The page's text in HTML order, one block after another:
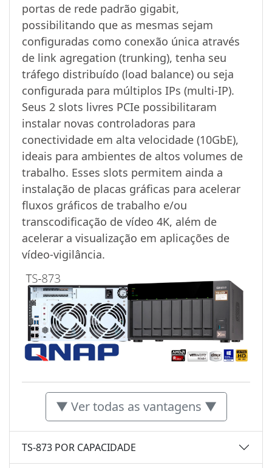
portas de rede padrão gigabit,
possibilitando que as mesmas sejam
configuradas como conexão única através
de link agregation (trunking), tenha seu
tráfego distribuído (load balance) ou seja
configurada para múltiplos IPs (multi-IP).
Seus 2 slots livres PCIe possibilitaram
instalar novas controladoras para
conectividade em alta velocidade (10GbE),
ideais para ambientes de altos volumes de
trabalho. Esses slots permitem ainda a
instalação de placas gráficas para acelerar
fluxos gráficos de trabalho e/ou
transcodificação de vídeo 4K, além de
acelerar a visualização em aplicações de
vídeo-vigilância.
▼ Ver todas as vantagens ▼
TS-873 POR CAPACIDADE